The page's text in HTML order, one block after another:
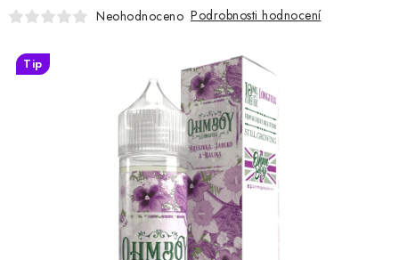
BÁZE
E-LIQUIDY
NIKOTINOVÉ SÁČKY
DÁRKOVÉ VOUCHERY
ATOMIZÉRY A CARTRIDGE
Neohodnoceno Podrobnosti hodnocení
Tip